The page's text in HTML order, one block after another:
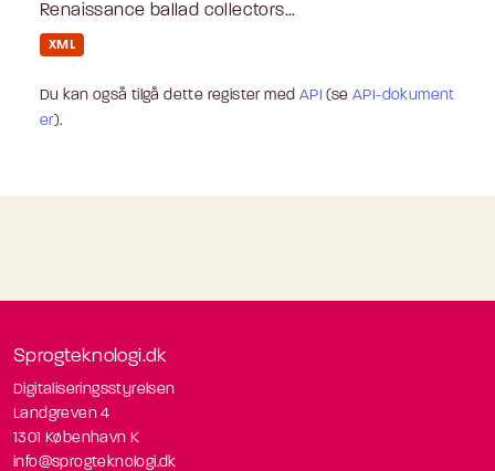
Renaissance ballad collectors...
XML
Du kan også tilgå dette register med API (seAPI-dokument
er).
Sprogteknologi.dk
Digitaliseringsstyrelsen
Landgreven 4
1301 København K
info@sprogteknologi.dk